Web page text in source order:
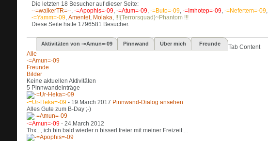
Die letzten 18 Besucher auf dieser Seite:
--=walkerTR=--, -=Apophis=-09, -=Atum=-09, -=Buto=-09, -=Imhotep=-09, -=Nefertem=-09,
-=Yamm=-09, Amentet, Molaka, !!!{Terrorsquad}~Phantom !!!
Diese Seite hatte 1796581 Besucher.
Aktivitäten von -=Amun=-09 Pinnwand Über mich Freunde
Tab Content
Alle
-=Amun=-09
Freunde
Bilder
Keine aktuellen Aktivitäten
5 Pinnwandeinträge
-=Ur-Heka=-09 - 19.March 2017 Pinnwand-Dialog ansehen
Alles Gute zum B-Day ;-)
-=Amun=-09 - 24.March 2012
Thx..., ich bin bald wieder n bisserl freier mit meiner Freizeit....